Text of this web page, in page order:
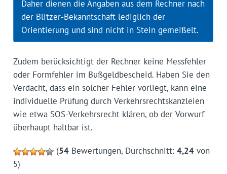
Daher dienen die Angaben aus dem Rechner nach
der Blitzer-Bekanntschaft lediglich der
Orientierung und sind nicht in Stein gemeißelt.
Zudem berücksichtigt der Rechner keine Messfehler
oder Formfehler im Bußgeldbescheid. Haben Sie den
Verdacht, dass ein solcher Fehler vorliegt, kann eine
individuelle Prüfung durch Verkehrsrechtskanzleien
wie etwa SOS-Verkehrsrecht klären, ob der Vorwurf
überhaupt haltbar ist.
(54Bewertungen, Durchschnitt: 4,24von
5)